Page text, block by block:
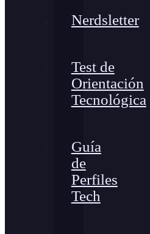
Nerdsletter
Test de
Orientación
Tecnológica
Guía
de
Perfiles
Tech